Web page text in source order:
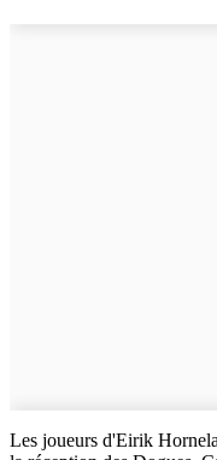
Les joueurs d'Eirik